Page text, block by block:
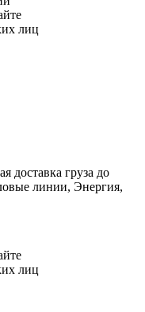
лиц
доставка груза до
линии, Энергия,
лиц